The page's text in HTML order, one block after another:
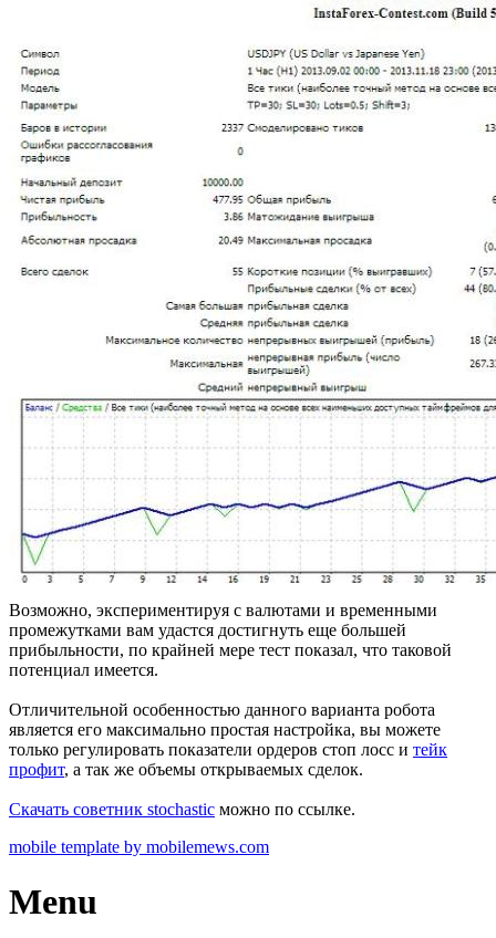
Возможно, экспериментируя с валютами и временными
промежутками вам удастся достигнуть еще большей
прибыльности, по крайней мере тест показал, что таковой
потенциал имеется.
Отличительной особенностью данного варианта робота
является его максимально простая настройка, вы можете
только регулировать показатели ордеров стоп лосс и тейк
профит, а так же объемы открываемых сделок.
Скачать советник stochastic можно по ссылке.
mobile template by mobilemews.com
Menu